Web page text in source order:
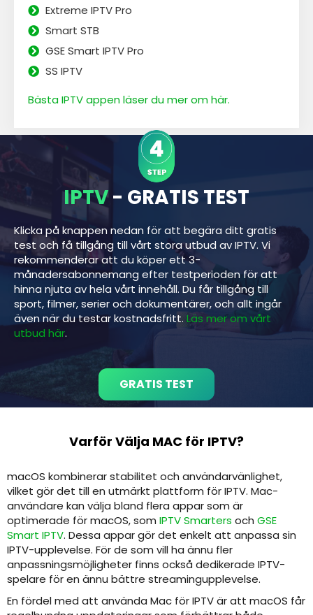
Extreme IPTV Pro
Smart STB
GSE Smart IPTV Pro
SS IPTV
Bästa IPTV appen läser du mer om här.
IPTV- GRATIS TEST
Klicka på knappen nedan för att begära ditt gratis
test och få tillgång till vårt stora utbud av IPTV. Vi
rekommenderar att du köper ett 3-
månadersabonnemang efter testperioden för att
hinna njuta av hela vårt innehåll. Du får tillgång till
sport, filmer, serier och dokumentärer, och allt ingår
även när du testar kostnadsfritt. Läs mer om vårt
utbud här.
GRATIS TEST
Varför Välja MAC för IPTV?
macOS kombinerar stabilitet och användarvänlighet,
vilket gör det till en utmärkt plattform för IPTV. Mac-
användare kan välja bland flera appar som är
optimerade för macOS, som IPTV Smarters och GSE
Smart IPTV. Dessa appar gör det enkelt att anpassa sin
IPTV-upplevelse. För de som vill ha ännu fler
anpassningsmöjligheter finns också dedikerade IPTV-
spelare för en ännu bättre streamingupplevelse.
En fördel med att använda Mac för IPTV är att macOS får